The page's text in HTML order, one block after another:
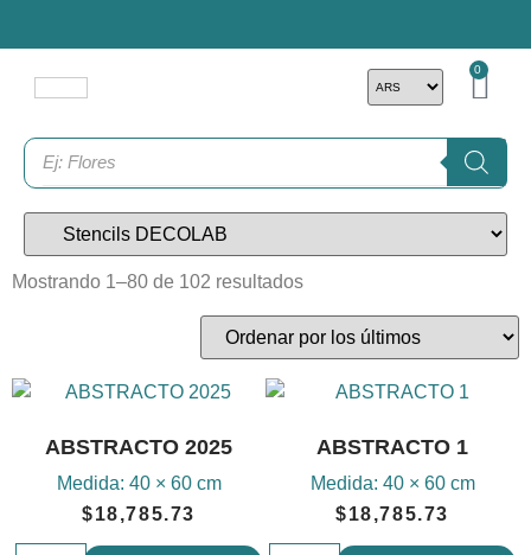
0
Mostrando 1–80 de 102 resultados
ABSTRACTO 2025
Medida: 40 × 60 cm
$18,785.73
ABSTRACTO 1
Medida: 40 × 60 cm
$18,785.73